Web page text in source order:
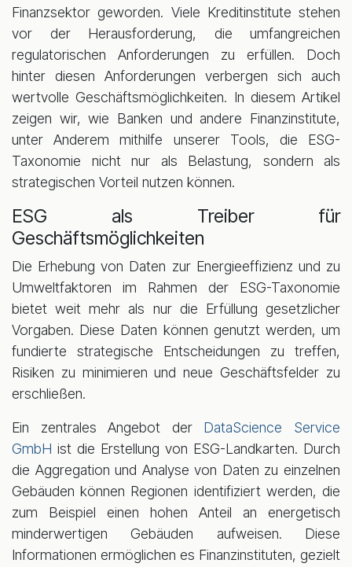
Finanzsektor geworden. Viele Kreditinstitute stehen
vor der Herausforderung, die umfangreichen
regulatorischen Anforderungen zu erfüllen. Doch
hinter diesen Anforderungen verbergen sich auch
wertvolle Geschäftsmöglichkeiten. In diesem Artikel
zeigen wir, wie Banken und andere Finanzinstitute,
unter Anderem mithilfe unserer Tools, die ESG-
Taxonomie nicht nur als Belastung, sondern als
strategischen Vorteil nutzen können.
ESG als Treiber für
Geschäftsmöglichkeiten
Die Erhebung von Daten zur Energieeffizienz und zu
Umweltfaktoren im Rahmen der ESG-Taxonomie
bietet weit mehr als nur die Erfüllung gesetzlicher
Vorgaben. Diese Daten können genutzt werden, um
fundierte strategische Entscheidungen zu treffen,
Risiken zu minimieren und neue Geschäftsfelder zu
erschließen.
Ein zentrales Angebot der DataScience Service
GmbH ist die Erstellung von ESG-Landkarten. Durch
die Aggregation und Analyse von Daten zu einzelnen
Gebäuden können Regionen identifiziert werden, die
zum Beispiel einen hohen Anteil an energetisch
minderwertigen Gebäuden aufweisen. Diese
Informationen ermöglichen es Finanzinstituten, gezielt